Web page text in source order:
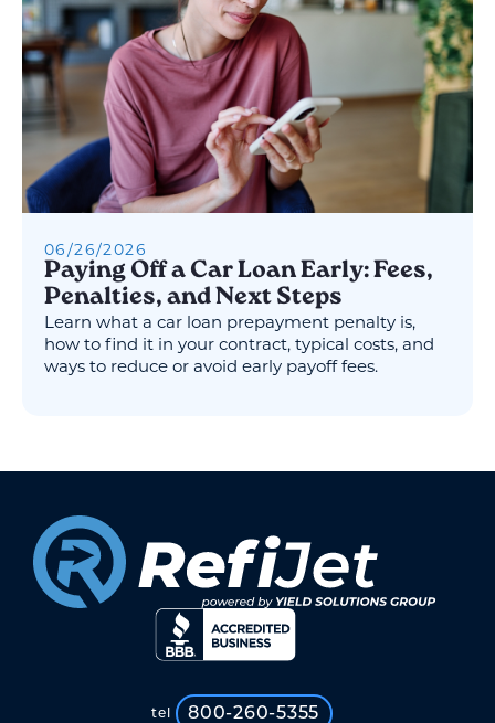
06/26/2026
Paying Off a Car Loan Early: Fees,
Penalties, and Next Steps
Learn what a car loan prepayment penalty is,
how to find it in your contract, typical costs, and
ways to reduce or avoid early payoff fees.
tel 800-260-5355